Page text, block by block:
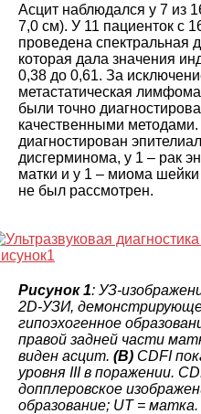
Асцит наблюдался у 7 из
7,0 см). У 11 пациенток с
проведена спектральная
которая дала значения
0,38 до 0,61. За
метастатическая
были точно
качественными
диагностирован
дисгерминома, у 1 – рак
матки и у 1 – миома
не был рассмотрен.
Рисунок 1: УЗ-
2D-УЗИ,
гипоэхогенное
правой задней части
виден асцит. (B) CDFI
уровня III в поражении.
допплеровское
образование; UT = матка.